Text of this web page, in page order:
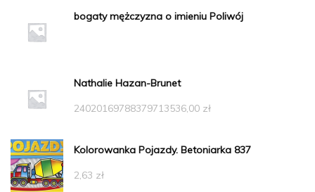
bogaty mężczyzna o imieniu Poliwój
Nathalie Hazan-Brunet
24020169788379713536,00 zł
Kolorowanka Pojazdy. Betoniarka 837
2,63 zł